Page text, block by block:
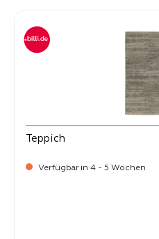
Teppich
Verfügbar in 4 - 5 Wochen